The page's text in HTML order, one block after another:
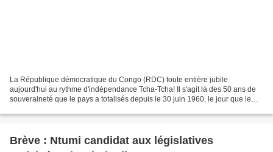
La République démocratique du Congo (RDC) toute entière jubile
aujourd'hui au rythme d'indépendance Tcha-Tcha! Il s'agit là des 50 ans de
souveraineté que le pays a totalisés depuis le 30 juin 1960, le jour que le
Brève : Ntumi candidat aux législatives